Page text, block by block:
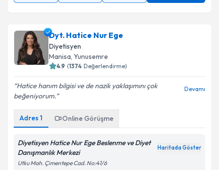
Dyt. Hatice Nur Ege
Diyetisyen
Manisa, Yunusemre
4.9 (1374 Değerlendirme)
Hatice hanım bilgisi ve de nazik yaklaşımını çok
beğeniyorum.
Devamı
Adres 1 Online Görüşme
Diyetisyen Hatice Nur Ege Beslenme ve Diyet
Danışmanlık Merkezi
Haritada Göster
Utku Mah. Çimentepe Cad. No:41/6